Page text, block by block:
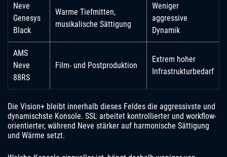
Neve
Genesys
Black
Warme Tiefmitten,
musikalische Sättigung
Weniger
aggressive
Dynamik
AMS
Neve
88RS
Film- und Postproduktion
Extrem hoher
Infrastrukturbedarf
Die Vision+ bleibt innerhalb dieses Feldes die aggressivste und
dynamischste Konsole. SSL arbeitet kontrollierter und workflow-
orientierter, während Neve stärker auf harmonische Sättigung
und Wärme setzt.